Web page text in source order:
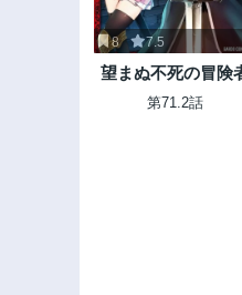
8 7.5
望まぬ不死の冒険
第71.2話